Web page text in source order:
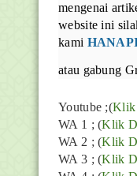
mengenai
website ini
kami
atau gabung
Youtube ;(Klik
WA 1 ; (Klik
WA 2 ; (Klik
WA 3 ; (Klik